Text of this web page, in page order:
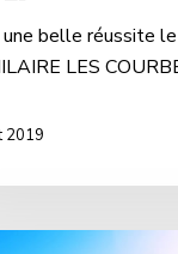
une belle réussite
LES
2019